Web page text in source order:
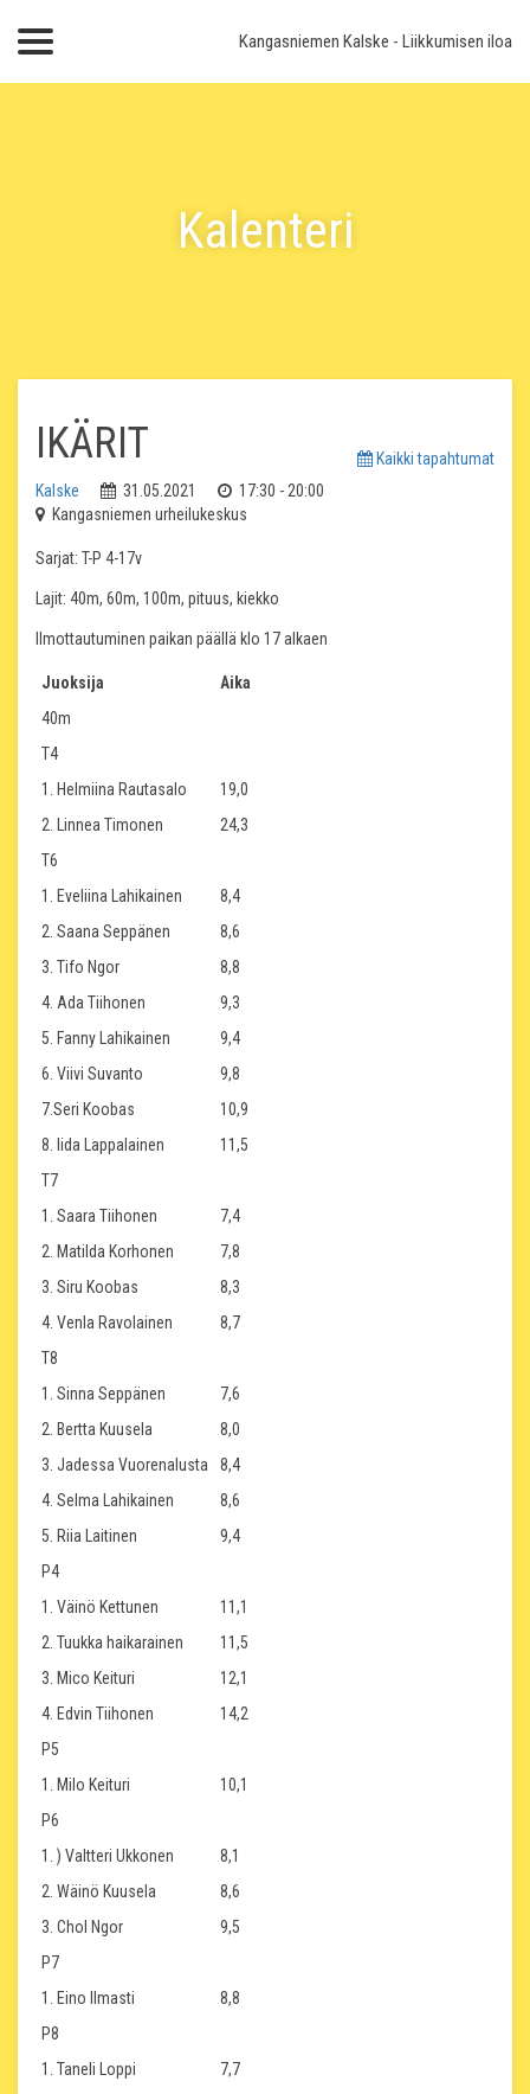
Kangasniemen Kalske - Liikkumisen iloa
Kalenteri
Kaikki tapahtumat
IKÄRIT
Kalske 31.05.2021
17:30 - 20:00
Kangasniemen urheilukeskus
Sarjat: T-P 4-17v
Lajit: 40m, 60m, 100m, pituus, kiekko
Ilmottautuminen paikan päällä klo 17 alkaen
Juoksija
Aika
40m
T4
1. Helmiina Rautasalo
19,0
2. Linnea Timonen
24,3
T6
1. Eveliina Lahikainen
8,4
2. Saana Seppänen
8,6
3. Tifo Ngor
8,8
4. Ada Tiihonen
9,3
5. Fanny Lahikainen
9,4
6. Viivi Suvanto
9,8
7.Seri Koobas
10,9
8. Iida Lappalainen
11,5
T7
1. Saara Tiihonen
7,4
2. Matilda Korhonen
7,8
3. Siru Koobas
8,3
4. Venla Ravolainen
8,7
T8
1. Sinna Seppänen
7,6
2. Bertta Kuusela
8,0
3. Jadessa Vuorenalusta
8,4
4. Selma Lahikainen
8,6
5. Riia Laitinen
9,4
P4
1. Väinö Kettunen
11,1
2. Tuukka haikarainen
11,5
3. Mico Keituri
12,1
4. Edvin Tiihonen
14,2
P5
1. Milo Keituri
10,1
P6
1. ) Valtteri Ukkonen
8,1
2. Wäinö Kuusela
8,6
3. Chol Ngor
9,5
P7
1. Eino Ilmasti
8,8
P8
1. Taneli Loppi
7,7